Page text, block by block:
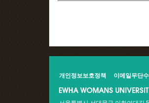
개인정보보호정책 이메일무단